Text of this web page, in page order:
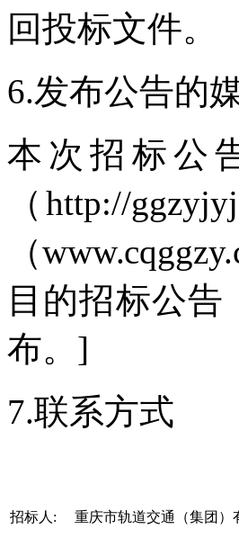
回投标文件。
6.发布公告的
本次招标公
（http://
（
目的招标公
布。]
7.联系方式
招标人: 重庆市轨道交通（集团）